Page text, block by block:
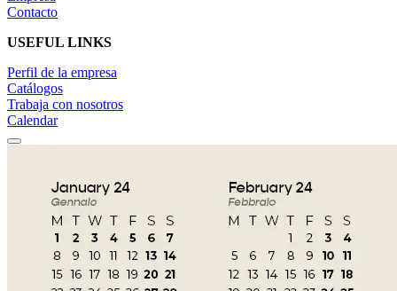
Contacto
USEFUL LINKS
Perfil de la empresa
Catálogos
Trabaja con nosotros
Calendar